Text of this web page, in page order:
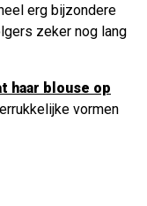
erg bijzondere
zeker nog lang
haar blouse op
vormen